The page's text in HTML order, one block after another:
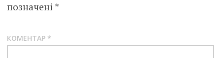
позначені *
КОМЕНТАР *